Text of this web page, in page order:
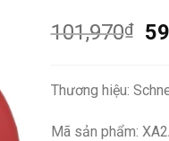
101,970₫
Thương hiệu:
Mã sản phẩm: